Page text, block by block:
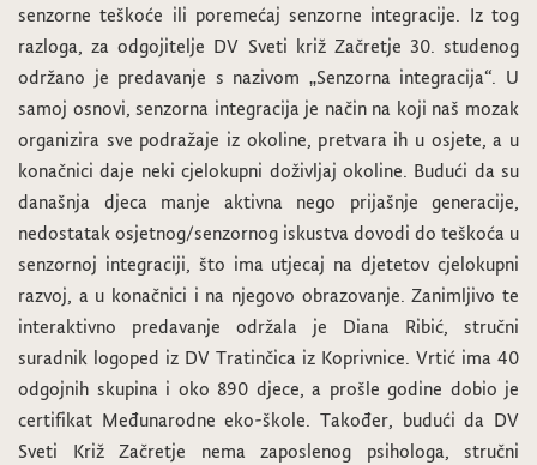
senzorne teškoće ili poremećaj senzorne integracije. Iz tog
razloga, za odgojitelje DV Sveti križ Začretje 30. studenog
održano je predavanje s nazivom „Senzorna integracija“. U
samoj osnovi, senzorna integracija je način na koji naš mozak
organizira sve podražaje iz okoline, pretvara ih u osjete, a u
konačnici daje neki cjelokupni doživljaj okoline. Budući da su
današnja djeca manje aktivna nego prijašnje generacije,
nedostatak osjetnog/senzornog iskustva dovodi do teškoća u
senzornoj integraciji, što ima utjecaj na djetetov cjelokupni
razvoj, a u konačnici i na njegovo obrazovanje. Zanimljivo te
interaktivno predavanje održala je Diana Ribić, stručni
suradnik logoped iz DV Tratinčica iz Koprivnice. Vrtić ima 40
odgojnih skupina i oko 890 djece, a prošle godine dobio je
certifikat Međunarodne eko-škole. Također, budući da DV
Sveti Križ Začretje nema zaposlenog psihologa, stručni